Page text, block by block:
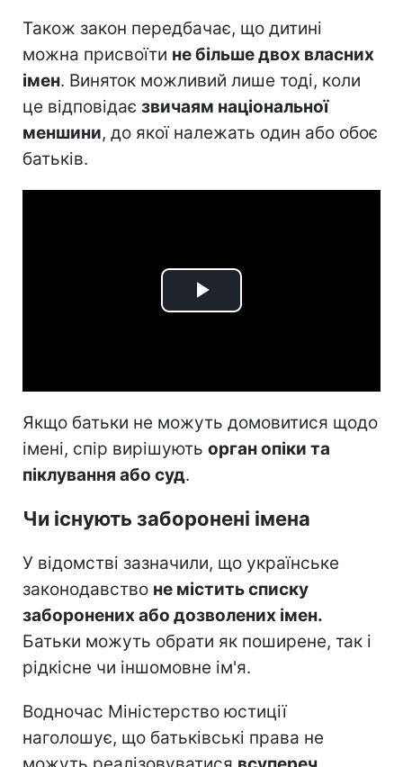
Також закон передбачає, що дитині
можна присвоїти не більше двох власних
імен. Виняток можливий лише тоді, коли
це відповідає звичаям національної
меншини, до якої належать один або обоє
батьків.
Play
Якщо батьки не можуть домовитися щодо
імені, спір вирішують орган опіки та
піклування або суд.
Чи існують заборонені імена
У відомстві зазначили, що українське
законодавство не містить списку
заборонених або дозволених імен.
Батьки можуть обрати як поширене, так і
рідкісне чи іншомовне ім'я.
Водночас Міністерство юстиції
наголошує, що батьківські права не